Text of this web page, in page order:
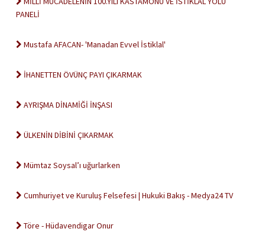
PANELİ
Mustafa AFACAN- 'Manadan Evvel İstiklal'
İHANETTEN ÖVÜNÇ PAYI ÇIKARMAK
AYRIŞMA DİNAMİĞİ İNŞASI
ÜLKENİN DİBİNİ ÇIKARMAK
Mümtaz Soysal’ı uğurlarken
Cumhuriyet ve Kuruluş Felsefesi | Hukuki Bakış - Medya24 TV
Töre - Hüdavendigar Onur